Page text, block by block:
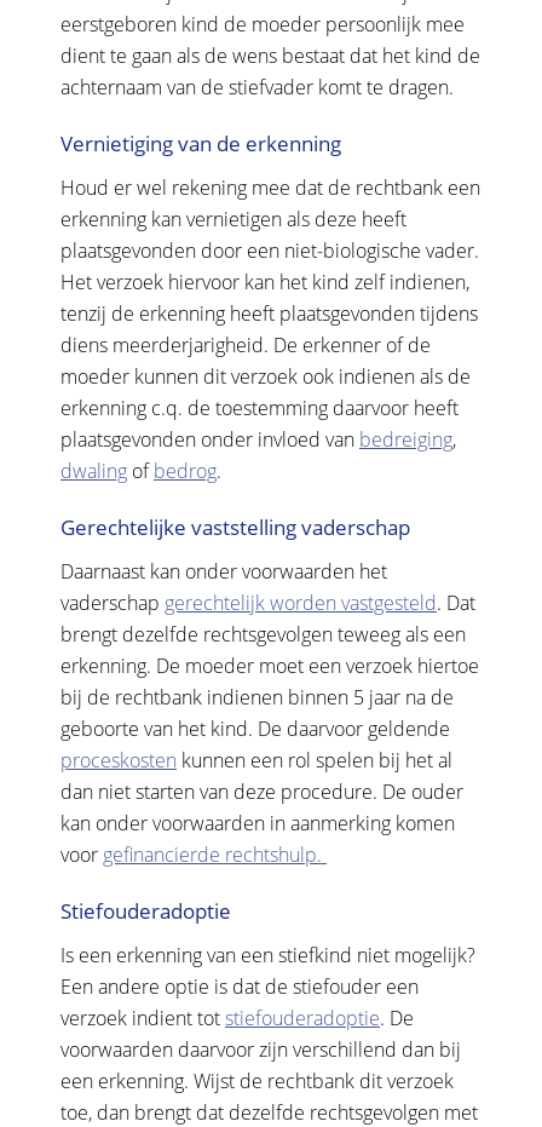
eerstgeboren kind de moeder persoonlijk mee
dient te gaan als de wens bestaat dat het kind de
achternaam van de stiefvader komt te dragen.
Vernietiging van de erkenning
Houd er wel rekening mee dat de rechtbank een
erkenning kan vernietigen als deze heeft
plaatsgevonden door een niet-biologische vader.
Het verzoek hiervoor kan het kind zelf indienen,
tenzij de erkenning heeft plaatsgevonden tijdens
diens meerderjarigheid. De erkenner of de
moeder kunnen dit verzoek ook indienen als de
erkenning c.q. de toestemming daarvoor heeft
plaatsgevonden onder invloed van bedreiging,
dwaling ofbedrog.
Gerechtelijke vaststelling vaderschap
Daarnaast kan onder voorwaarden het
vaderschap gerechtelijk worden vastgesteld. Dat
brengt dezelfde rechtsgevolgen teweeg als een
erkenning. De moeder moet een verzoek hiertoe
bij de rechtbank indienen binnen 5 jaar na de
geboorte van het kind. De daarvoor geldende
proceskosten kunnen een rol spelen bij het al
dan niet starten van deze procedure. De ouder
kan onder voorwaarden in aanmerking komen
voor gefinancierde rechtshulp.
Stiefouderadoptie
Is een erkenning van een stiefkind niet mogelijk?
Een andere optie is dat de stiefouder een
verzoek indient totstiefouderadoptie. De
voorwaarden daarvoor zijn verschillend dan bij
een erkenning. Wijst de rechtbank dit verzoek
toe, dan brengt dat dezelfde rechtsgevolgen met